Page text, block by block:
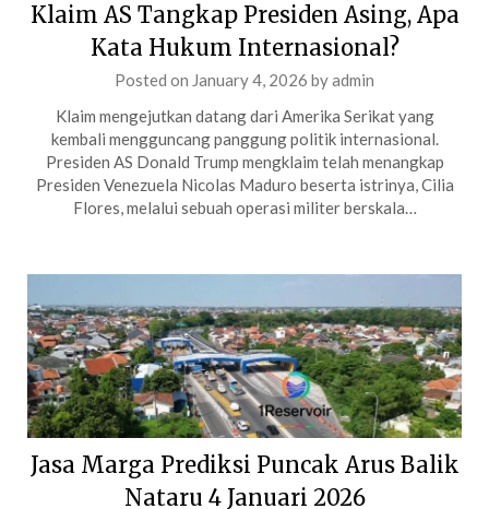
Klaim AS Tangkap Presiden Asing, Apa
Kata Hukum Internasional?
Posted on January 4, 2026 byadmin
Klaim mengejutkan datang dari Amerika Serikat yang
kembali mengguncang panggung politik internasional.
Presiden AS Donald Trump mengklaim telah menangkap
Presiden Venezuela Nicolas Maduro beserta istrinya, Cilia
Flores, melalui sebuah operasi militer berskala…
Jasa Marga Prediksi Puncak Arus Balik
Nataru 4 Januari 2026